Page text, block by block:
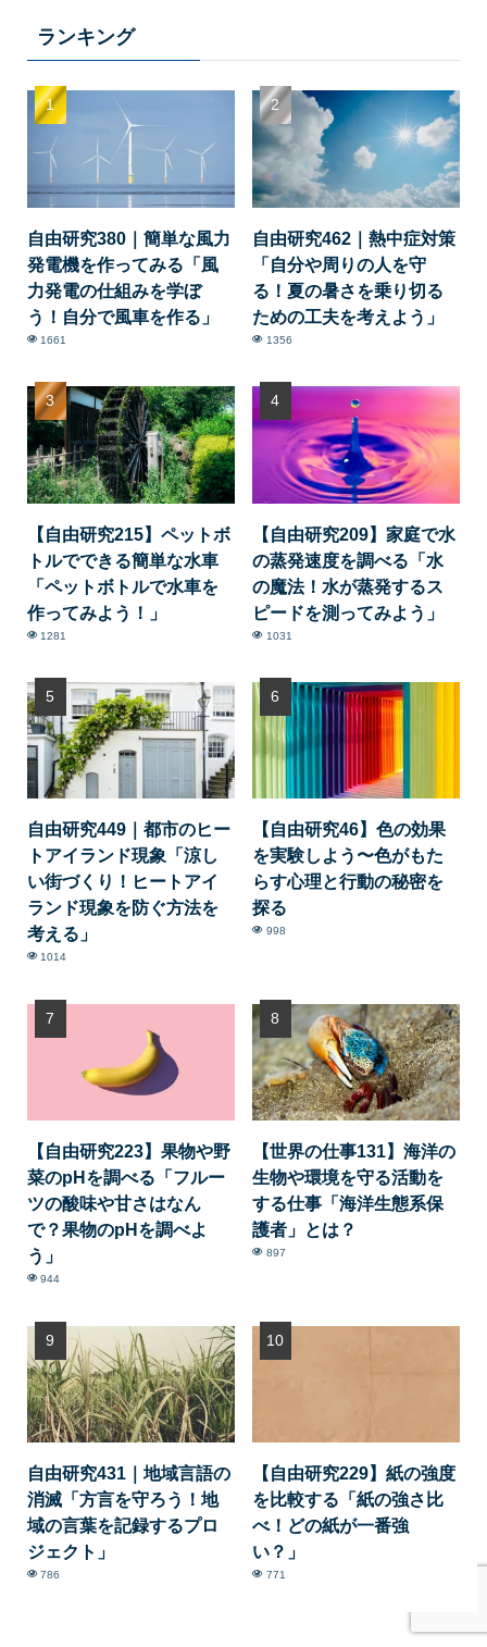
ランキング
自由研究380｜簡単な風力
発電機を作ってみる「風
力発電の仕組みを学ぼ
う！自分で風車を作る」
1661
自由研究462｜熱中症対策
「自分や周りの人を守
る！夏の暑さを乗り切る
ための工夫を考えよう」
1356
【自由研究215】ペットボ
トルでできる簡単な水車
「ペットボトルで水車を
作ってみよう！」
1281
【自由研究209】家庭で水
の蒸発速度を調べる「水
の魔法！水が蒸発するス
ピードを測ってみよう」
1031
自由研究449｜都市のヒー
トアイランド現象「涼し
い街づくり！ヒートアイ
ランド現象を防ぐ方法を
考える」
1014
【自由研究46】色の効果
を実験しよう〜色がもた
らす心理と行動の秘密を
探る
998
【自由研究223】果物や野
菜のpHを調べる「フルー
ツの酸味や甘さはなん
で？果物のpHを調べよ
う」
944
【世界の仕事131】海洋の
生物や環境を守る活動を
する仕事「海洋生態系保
護者」とは？
897
自由研究431｜地域言語の
消滅「方言を守ろう！地
域の言葉を記録するプロ
ジェクト」
786
【自由研究229】紙の強度
を比較する「紙の強さ比
べ！どの紙が一番強
い？」
771